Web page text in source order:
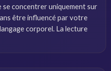
se concentrer uniquement sur
être influencé par votre
corporel. La lecture